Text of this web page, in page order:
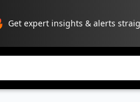
Get expert insights & alerts